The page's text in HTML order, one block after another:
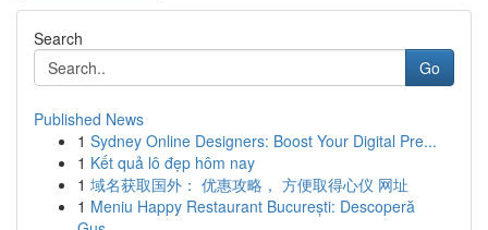
Search
Go
Published News
1 Sydney Online Designers: Boost Your Digital Pre...
1 Kết quả lô đẹp hôm nay
1 域名获取国外： 优惠攻略， 方便取得心仪 网址
1 Meniu Happy Restaurant București: Descoperă